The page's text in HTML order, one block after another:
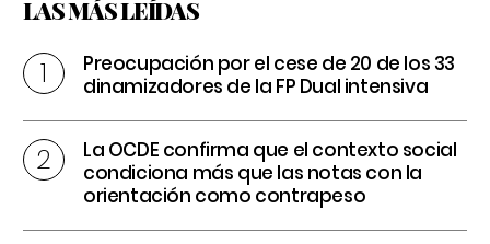
LAS MÁS LEÍDAS
Preocupación por el cese de 20 de los 33
dinamizadores de la FP Dual intensiva
La OCDE confirma que el contexto social
condiciona más que las notas con la
orientación como contrapeso